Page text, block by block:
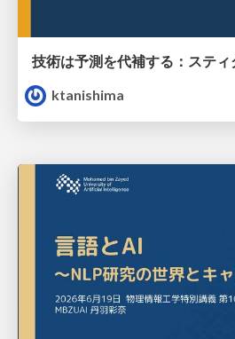
ktanishima